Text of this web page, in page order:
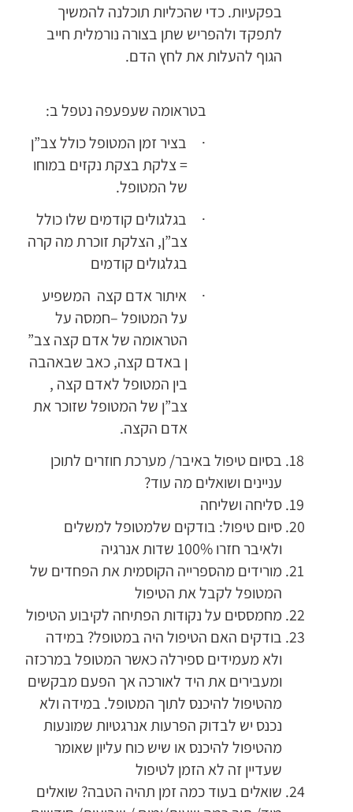
בפקעיות. כדי שהכליות תוכלנה להמשיך
לתפקד ולהפריש שתן בצורה נורמלית חייב
הגוף להעלות את לחץ הדם.
בטראומה שעפעפה נטפל ב:
·
בציר זמן המטופל כולל צב”ן
= צלקת בצקת נקזים במוחו
של המטופל.
·
בגלגולים קודמים שלו כולל
צב”ן, הצלקת זוכרת מה קרה
בגלגולים קודמים
·
איתור אדם קצה המשפיע
על המטופל –חמסה על
הטראומה של אדם קצה צב”
ן באדם קצה, כאב שבאהבה
בין המטופל לאדם קצה ,
צב”ן של המטופל שזוכר את
אדם הקצה.
בסיום טיפול באיבר/ מערכת חוזרים לתוכן
עניינים ושואלים מה עוד?
סליחה ושליחה
סיום טיפול: בודקים שלמטופל למשלים
ולאיבר חזרו 100% שדות אנרגיה
מורידים מהספרייה הקוסמית את הפחדים של
המטופל לקבל את הטיפול
מחמססים על נקודות הפתיחה לקיבוע הטיפול
בודקים האם הטיפול היה במטופל? במידה
ולא מעמידים ספירלה כאשר המטופל במרכזה
ומעבירים את היד לאורכה אך הפעם מבקשים
מהטיפול להיכנס לתוך המטופל. במידה ולא
נכנס יש לבדוק הפרעות אנרגטיות שמונעות
מהטיפול להיכנס או שיש כוח עליון שאומר
שעדיין זה לא הזמן לטיפול
שואלים בעוד כמה זמן תהיה הטבה? שואלים